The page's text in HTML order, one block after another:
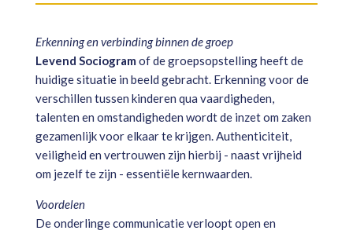
Erkenning en verbinding binnen de groep
Levend Sociogram of de groepsopstelling heeft de
huidige situatie in beeld gebracht. Erkenning voor de
verschillen tussen kinderen qua vaardigheden,
talenten en omstandigheden wordt de inzet om zaken
gezamenlijk voor elkaar te krijgen. Authenticiteit,
veiligheid en vertrouwen zijn hierbij - naast vrijheid
om jezelf te zijn - essentiële kernwaarden.
Voordelen
De onderlinge communicatie verloopt open en